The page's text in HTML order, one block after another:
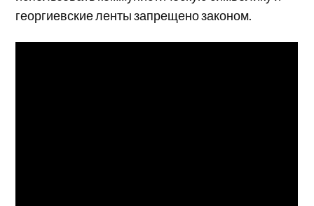
георгиевские ленты запрещено законом.